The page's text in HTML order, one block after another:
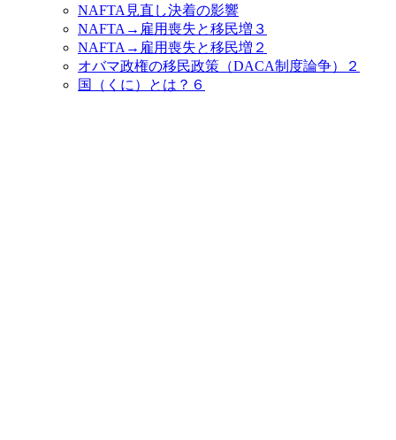
NAFTA見直し決着の影響
NAFTA→雇用喪失と移民増３
NAFTA→雇用喪失と移民増２
オバマ政権の移民政策（DACA制度論争）２
国（くに）とは？６